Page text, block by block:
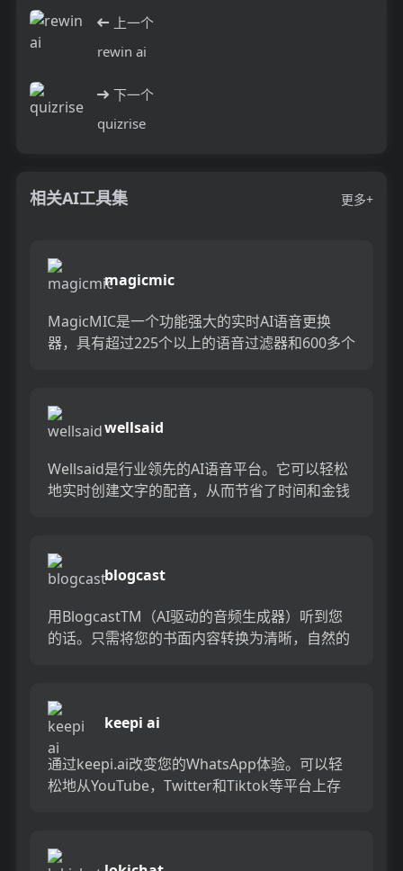
上一个
rewin ai
下一个
quizrise
相关AI工具集 更多+
magicmic
MagicMIC是一个功能强大的实时AI语音更换
器，具有超过225个以上的语音过滤器和600多个
wellsaid
Wellsaid是行业领先的AI语音平台。它可以轻松
地实时创建文字的配音，从而节省了时间和金钱
blogcast
用BlogcastTM（AI驱动的音频生成器）听到您
的话。只需将您的书面内容转换为清晰，自然的
keepi ai
通过keepi.ai改变您的WhatsApp体验。可以轻
松地从YouTube，Twitter和Tiktok等平台上存